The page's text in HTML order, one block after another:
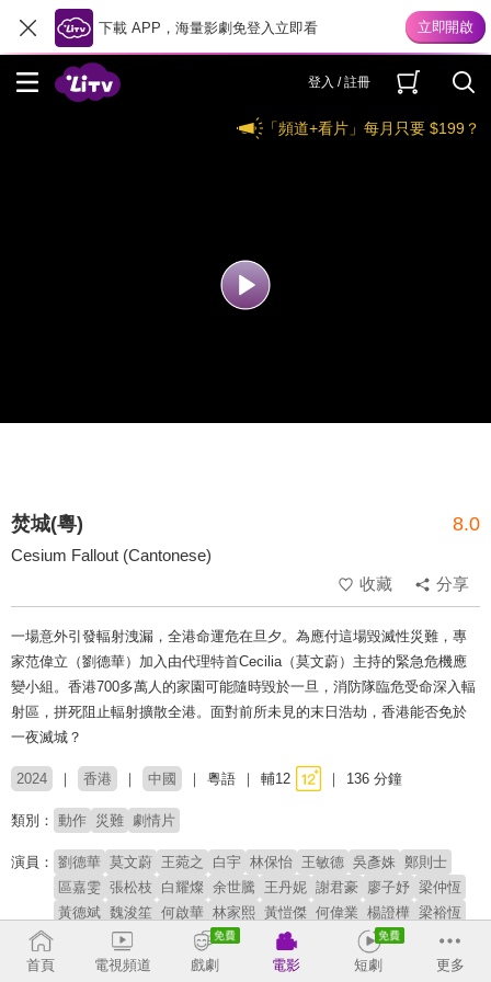
下載 APP，海量影劇免登入立即看
登入 / 註冊
「頻道+看片」每月只要 $199？
焚城(粵) 8.0
Cesium Fallout (Cantonese)
收藏
分享
一場意外引發輻射洩漏，全港命運危在旦夕。為應付這場毀滅性災難，專
家范偉立（劉德華）加入由代理特首Cecilia（莫文蔚）主持的緊急危機應
變小組。香港700多萬人的家園可能隨時毀於一旦，消防隊臨危受命深入輻
射區，拼死阻止輻射擴散全港。面對前所未見的末日浩劫，香港能否免於
一夜滅城？
2024 香港 中國 粵語 輔12 136 分鐘
類別： 動作 災難 劇情片
演員： 劉德華 莫文蔚 王菀之 白宇 林保怡 王敏德 吳彥姝 鄭則士
區嘉雯 張松枝 白耀燦 余世騰 王丹妮 謝君豪 廖子妤 梁仲恆
黃德斌 魏浚笙 何啟華 林家熙 黃愷傑 何偉業 楊證樺 梁裕恆
童瑤 郭偉亮 張達倫 張達明
梁浩邦
關偉倫 植詠珊 林筠翔 倪安慈 陳郁憲
首頁 電視頻道 戲劇 電影 短劇 更多